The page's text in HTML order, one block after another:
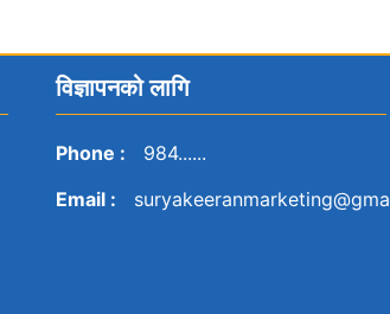
विज्ञापनको लागि
Phone :
984......
Email :